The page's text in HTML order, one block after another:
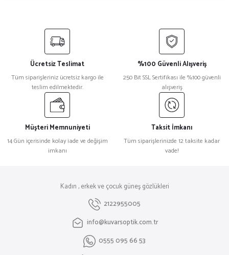
Ücretsiz Teslimat
Tüm siparişleriniz ücretsiz kargo ile
teslim edilmektedir.
%100 Güvenli Alışveriş
250 Bit SSL Sertifikası ile %100 güvenli
alışveriş
Müşteri Memnuniyeti
14 Gün içerisinde kolay iade ve değişim
imkanı
Taksit İmkanı
Tüm siparişlerinizde 12 taksite kadar
vade!
Kadın , erkek ve çocuk güneş gözlükleri
2122955005
info@kuvarsoptik.com.tr
0555 095 66 53